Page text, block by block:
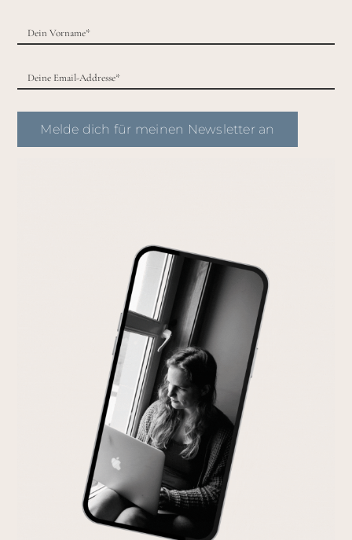
Melde dich für meinen Newsletter an